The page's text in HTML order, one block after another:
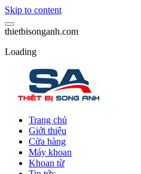
Skip to content
thietbisonganh.com
Loading
Trang chủ
Giới thiệu
Cửa hàng
Máy khoan
Khoan từ